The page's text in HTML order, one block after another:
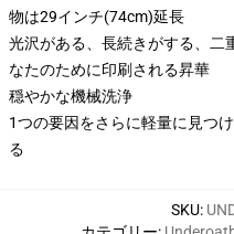
物は29インチ(74cm)延長
光沢がある、長続きがする、二
なたのために印刷される昇華
穏やかな機械洗浄
1つの要因をさらに軽量に見つ
る
SKU: